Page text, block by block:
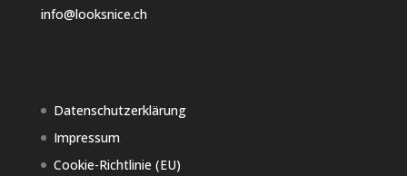
info@looksnice.ch
Datenschutzerklärung
Impressum
Cookie-Richtlinie (EU)